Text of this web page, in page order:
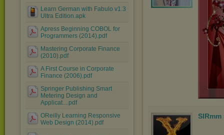
Learn German with Fabulo v1.3
Ultra Edition.apk
Apress Beginning COBOL for
Programmers (2014).pdf
Mastering Corporate Finance
(2010).pdf
A First Course in Corporate
Finance (2006).pdf
Springer Publishing Smart
Metering Design and
Applicat....pdf
OReilly Learning Responsive
Web Design (2014).pdf
SIRmm